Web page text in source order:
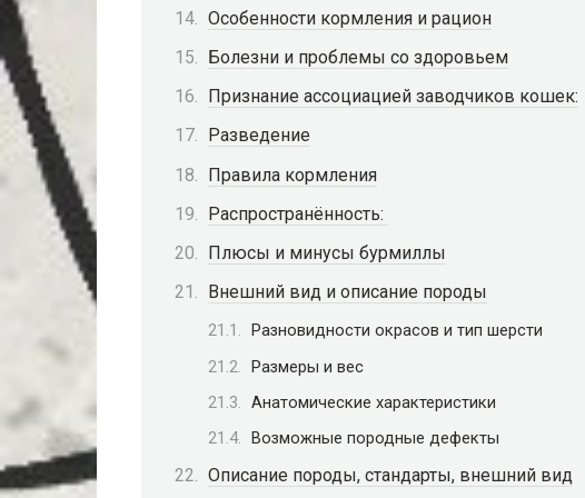
Особенности кормления и рацион
Болезни и проблемы со здоровьем
Признание ассоциацией заводчиков кошек:
Разведение
Правила кормления
Распространённость:
Плюсы и минусы бурмиллы
Внешний вид и описание породы
Разновидности окрасов и тип шерсти
Размеры и вес
Анатомические характеристики
Возможные породные дефекты
Описание породы, стандарты, внешний вид